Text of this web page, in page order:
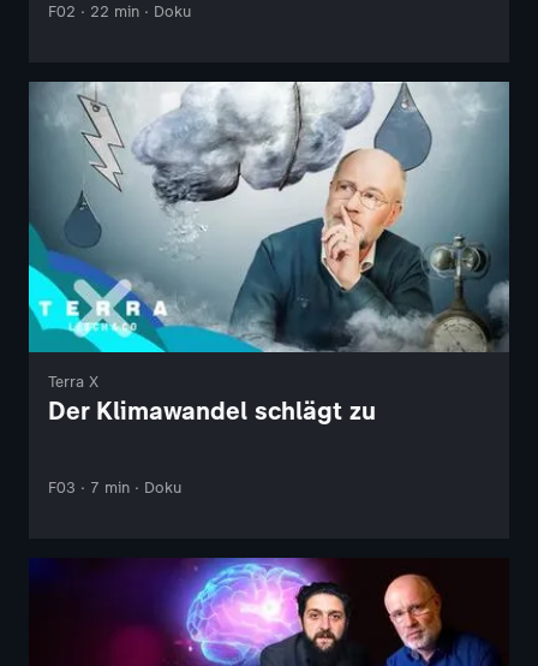
F02 · 22 min · Doku
Terra X
Der Klimawandel schlägt zu
F03 · 7 min · Doku